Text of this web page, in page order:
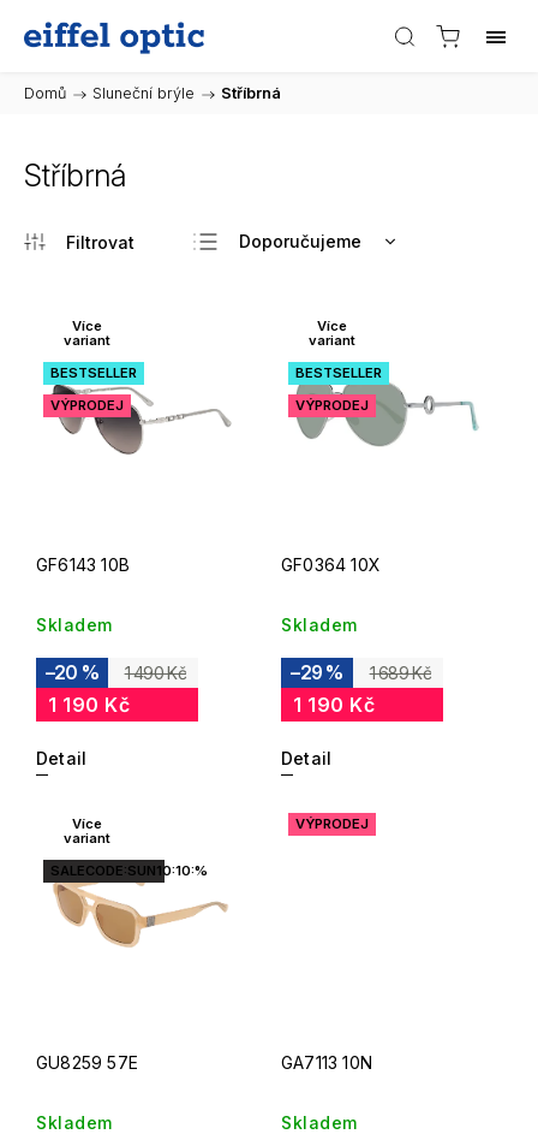
Domů / Sluneční brýle / Stříbrná
Stříbrná
Doporučujeme
Nejdražší
Abecedně
Více
variant
BESTSELLER
VÝPRODEJ
GF6143 10B
Skladem
1 490 Kč
–20 %
1 190 Kč
Detail
Více
variant
BESTSELLER
VÝPRODEJ
GF0364 10X
Skladem
1 689 Kč
–29 %
1 190 Kč
Detail
Více
variant
SALECODE:SUN10:10:%
GU8259 57E
Skladem
VÝPRODEJ
GA7113 10N
Skladem